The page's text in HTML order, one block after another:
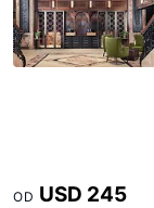
OD USD 245